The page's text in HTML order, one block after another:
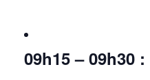
09h15 – 09h30 :